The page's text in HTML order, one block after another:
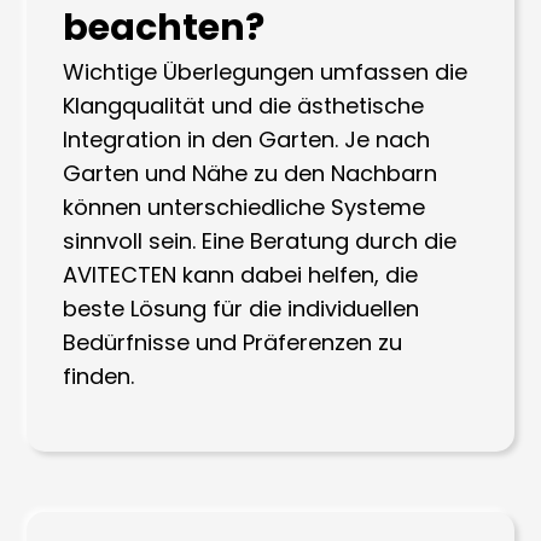
beachten?
Wichtige Überlegungen umfassen die
Klangqualität und die ästhetische
Integration in den Garten. Je nach
Garten und Nähe zu den Nachbarn
können unterschiedliche Systeme
sinnvoll sein. Eine Beratung durch die
AVITECTEN kann dabei helfen, die
beste Lösung für die individuellen
Bedürfnisse und Präferenzen zu
finden.